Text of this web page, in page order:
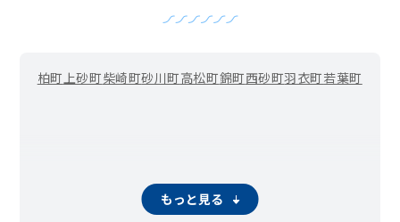
柏町 上砂町柴崎町砂川町高松町錦町西砂町羽衣町若葉町
もっと見る